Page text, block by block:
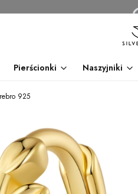
Pierścionki Naszyjniki
925